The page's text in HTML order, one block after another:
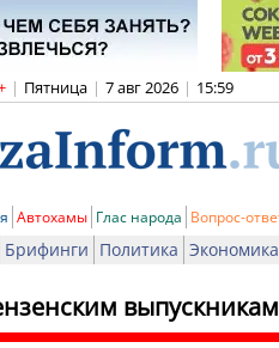
| Пятница | 7 авг 2026 | 15:59
Автохамы Глас народа Вопрос-
Брифинги Политика Экономика